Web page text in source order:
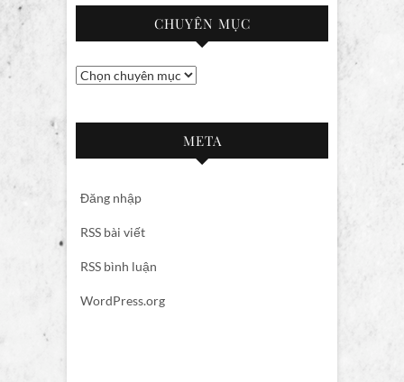
CHUYÊN MỤC
Chuyên
META
Đăng nhập
RSS bài viết
RSS bình luận
WordPress.org